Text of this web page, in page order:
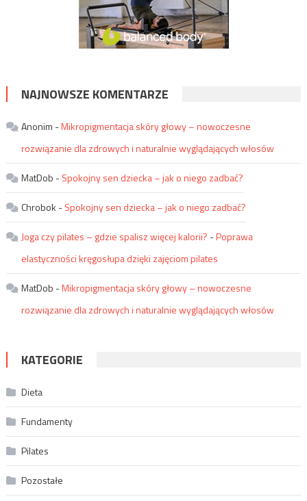
NAJNOWSZE KOMENTARZE
Anonim -Mikropigmentacja skóry głowy – nowoczesne
rozwiązanie dla zdrowych i naturalnie wyglądających włosów
MatDob -Spokojny sen dziecka – jak o niego zadbać?
Chrobok -Spokojny sen dziecka – jak o niego zadbać?
Joga czy pilates – gdzie spalisz więcej kalorii? -Poprawa
elastyczności kręgosłupa dzięki zajęciom pilates
MatDob -Mikropigmentacja skóry głowy – nowoczesne
rozwiązanie dla zdrowych i naturalnie wyglądających włosów
KATEGORIE
Dieta
Fundamenty
Pilates
Pozostałe